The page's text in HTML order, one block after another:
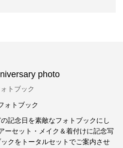
photo
トブック
記念日を素敵なフォトブックにし
ーセット・メイク＆着付けに記念写
クをトータルセットでご案内させ